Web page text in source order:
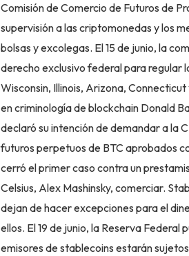
Comisión de Comercio de Futuros de
supervisión a las criptomonedas y los
bolsas y excolegas. El 15 de junio, la
derecho exclusivo federal para regular
Wisconsin, Illinois, Arizona,
en criminología de blockchain Donald
declaró su intención de demandar a la
futuros perpetuos de BTC aprobados
cerró el primer caso contra un
Celsius, Alex Mashinsky, comerciar.
dejan de hacer excepciones para el
ellos. El 19 de junio, la Reserva Federal
emisores de stablecoins estarán